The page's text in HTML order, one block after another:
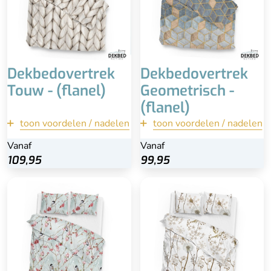
Dekbedovertrek
Touw - (flanel)
toon voordelen / nadelen
Vanaf
109,95
gehele lengte
Bijpassende
kussenslopen
Minder geschikt als je het
snel warm hebt (of
warme nachten)
terug
Bekijk
Dekbedovertrek
Geometrisch -
(flanel)
toon voordelen / nadelen
Vanaf
99,95
Vochtregulerend
Geschikt voor koele
herfst en koude winters
Minder geschikt voor in
de warme zomers
terug
Bekijk